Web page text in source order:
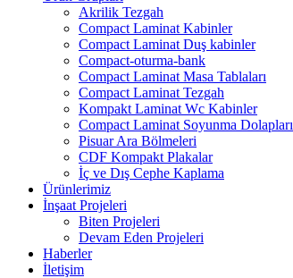
Akrilik Tezgah
Compact Laminat Kabinler
Compact Laminat Duş kabinler
Compact-oturma-bank
Compact Laminat Masa Tablaları
Compact Laminat Tezgah
Kompakt Laminat Wc Kabinler
Compact Laminat Soyunma Dolapları
Pisuar Ara Bölmeleri
CDF Kompakt Plakalar
İç ve Dış Cephe Kaplama
Ürünlerimiz
İnşaat Projeleri
Biten Projeleri
Devam Eden Projeleri
Haberler
İletişim